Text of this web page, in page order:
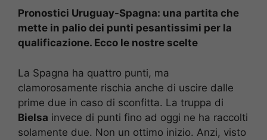
Pronostici Uruguay-Spagna: una partita che
mette in palio dei punti pesantissimi per la
qualificazione. Ecco le nostre scelte
La Spagna ha quattro punti, ma
clamorosamente rischia anche di uscire dalle
prime due in caso di sconfitta. La truppa di
Bielsa invece di punti fino ad oggi ne ha raccolti
solamente due. Non un ottimo inizio. Anzi, visto